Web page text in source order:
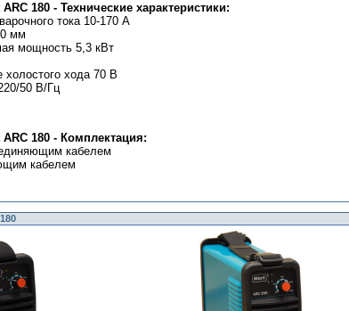
180 - Технические характеристики:
тока 10-170 А
мм
мощность 5,3 кВт
хода 70 В
50 В/Гц
180 - Комплектация:
кабелем
кабелем